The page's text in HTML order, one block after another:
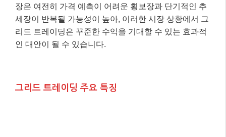
장은 여전히 가격 예측이 어려운 횡보장과 단기적인 추
세장이 반복될 가능성이 높아, 이러한 시장 상황에서 그
리드 트레이딩은 꾸준한 수익을 기대할 수 있는 효과적
인 대안이 될 수 있습니다.
그리드 트레이딩 주요 특징